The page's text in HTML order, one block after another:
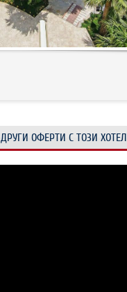
ДРУГИ ОФЕРТИ С ТОЗИ ХОТЕЛ